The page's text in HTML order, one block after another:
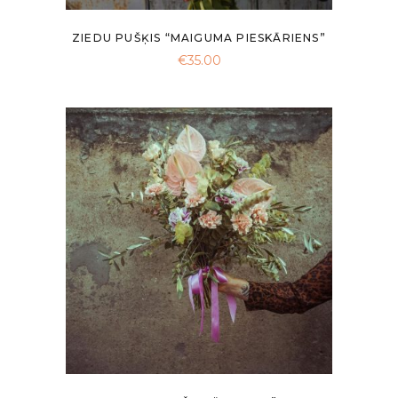
ZIEDU PUŠĶIS “MAIGUMA PIESKĀRIENS”
€35.00